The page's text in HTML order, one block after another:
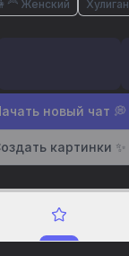
👩‍🦰 Женский Хулиган
новый чат 💭
картинки ✨